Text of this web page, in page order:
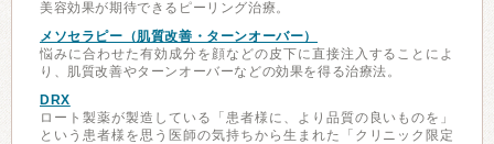
美容効果が期待できるピーリング治療。
メソセラピー（肌質改善・ターンオーバー）
悩みに合わせた有効成分を顔などの皮下に直接注入することによ
り、肌質改善やターンオーバーなどの効果を得る治療法。
DRX
ロート製薬が製造している「患者様に、より品質の良いものを」
という患者様を思う医師の気持ちから生まれた「クリニック限定